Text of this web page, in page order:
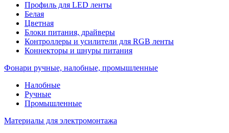
Профиль для LED ленты
Белая
Цветная
Блоки питания, драйверы
Контроллеры и усилители для RGB ленты
Коннекторы и шнуры питания
Фонари ручные, налобные, промышленные
Налобные
Ручные
Промышленные
Материалы для электромонтажа